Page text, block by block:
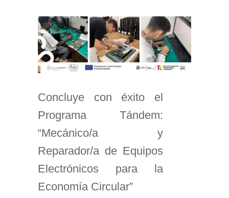
Concluye con éxito el
Programa Tándem:
“Mecánico/a y
Reparador/a de Equipos
Electrónicos para la
Economía Circular”